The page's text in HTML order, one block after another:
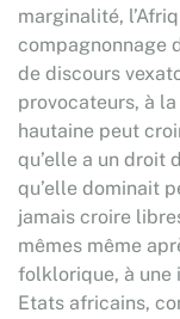
marginalité,
compagnonnage
de discours
provocateurs, à
hautaine peut
qu’elle a un droit
qu’elle dominait
jamais croire
mêmes même
folklorique, à une
Etats africains,